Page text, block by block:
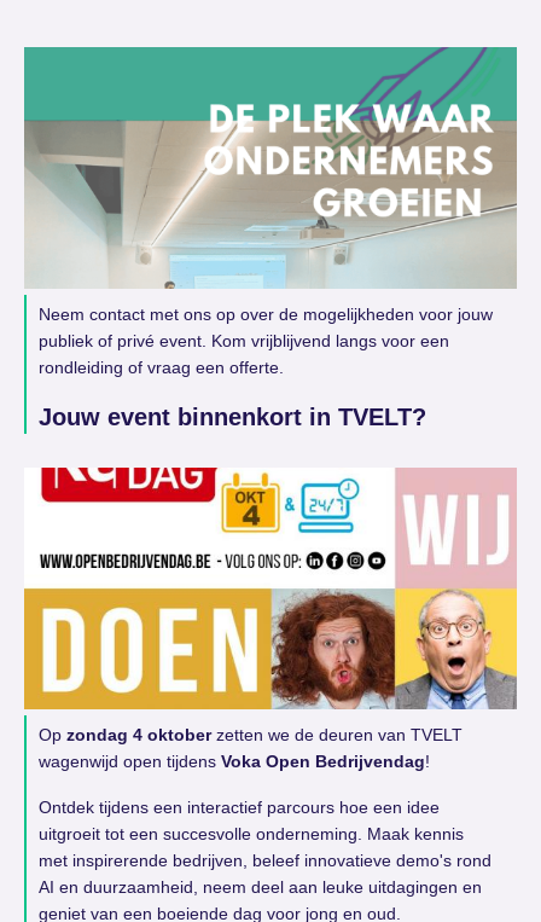
Neem contact met ons op over de mogelijkheden voor jouw
publiek of privé event. Kom vrijblijvend langs voor een
rondleiding of vraag een offerte.
Jouw event binnenkort in TVELT?
Op zondag 4 oktoberzetten we de deuren van TVELT
wagenwijd open tijdens Voka Open Bedrijvendag!
Ontdek tijdens een interactief parcours hoe een idee
uitgroeit tot een succesvolle onderneming. Maak kennis
met inspirerende bedrijven, beleef innovatieve demo's rond
AI en duurzaamheid, neem deel aan leuke uitdagingen en
geniet van een boeiende dag voor jong en oud.